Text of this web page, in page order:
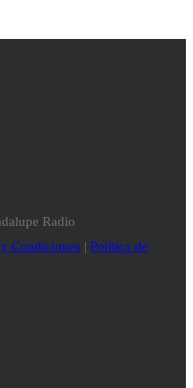
Radio
Condiciones | Política de